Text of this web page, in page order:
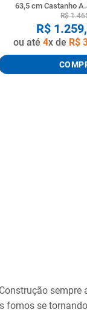
63,5 cm Castanho
R$ 1.
R$ 1.259,
ou até 4x de R$
se